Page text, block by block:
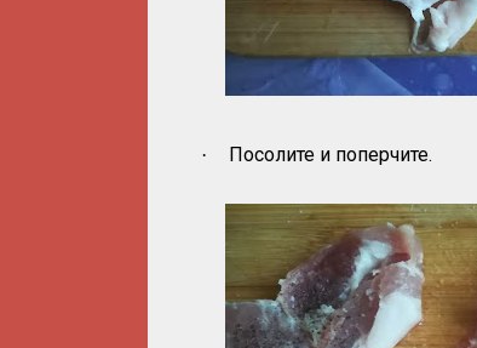
· Посолите и поперчите.